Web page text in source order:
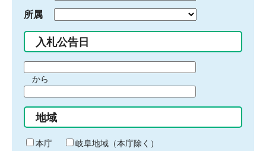
所属
入札公告日
間
始
り
から
間
終
わ
地域
本庁
岐阜地域（本庁除く）